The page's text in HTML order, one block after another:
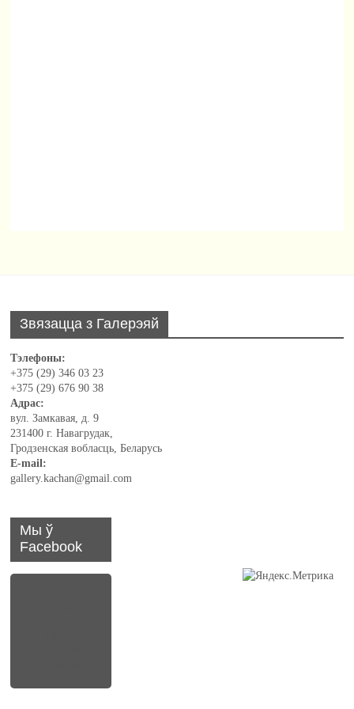
Звязацца з Галерэяй
Тэлефоны:
+375 (29) 346 03 23
+375 (29) 676 90 38
Адрас:
вул. Замкавая, д. 9
231400 г. Навагрудак,
Гродзенская вобласць, Беларусь
E-mail:
gallery.kachan@gmail.com
Мы ў
Facebook